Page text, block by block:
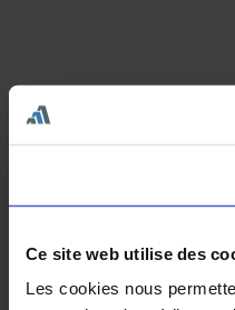
Ce site web utilise des
Les cookies nous